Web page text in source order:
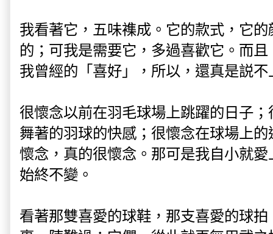
我看著它，五味襍成。它的款式，它
的；可我是需要它，多過喜歡它。而
我曾經的「喜好」，所以，還真是説
很懷念以前在羽毛球場上跳躍的日子
舞著的羽球的快感；很懷念在球場上
懷念，真的很懷念。那可是我自小就
始終不變。
看著那雙喜愛的球鞋，那支喜愛的球